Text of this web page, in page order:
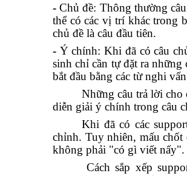
-Chủ đề: Thông thường
thể có các vị trí khác trong
chủ đề là câu đầu tiên.
- Ý chính: Khi đã có câu
sinh chỉ cần tự đặt ra
bắt đầu bằng các từ nghi
Những câu trả lời cho
diễn giải ý chính trong câu
Khi đã có các
chỉnh. Tuy nhiên, mấu chốt
không phải "có gì viết nấy".
Cách sắp xếp